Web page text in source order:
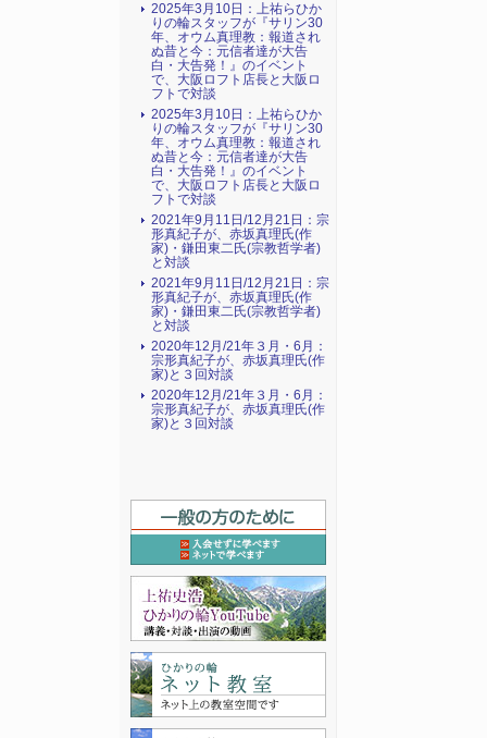
2025年3月10日：上祐らひか
りの輪スタッフが『サリン30
年、オウム真理教：報道され
ぬ昔と今：元信者達が大告
白・大告発！』のイベント
で、大阪ロフト店長と大阪ロ
フトで対談
2025年3月10日：上祐らひか
りの輪スタッフが『サリン30
年、オウム真理教：報道され
ぬ昔と今：元信者達が大告
白・大告発！』のイベント
で、大阪ロフト店長と大阪ロ
フトで対談
2021年9月11日/12月21日：宗
形真紀子が、赤坂真理氏(作
家)・鎌田東二氏(宗教哲学者)
と対談
2021年9月11日/12月21日：宗
形真紀子が、赤坂真理氏(作
家)・鎌田東二氏(宗教哲学者)
と対談
2020年12月/21年３月・6月：
宗形真紀子が、赤坂真理氏(作
家)と３回対談
2020年12月/21年３月・6月：
宗形真紀子が、赤坂真理氏(作
家)と３回対談